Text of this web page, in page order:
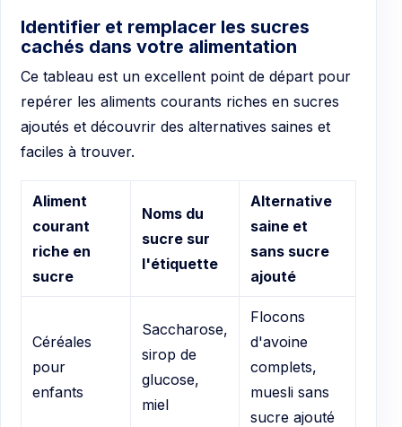
Identifier et remplacer les sucres
cachés dans votre alimentation
Ce tableau est un excellent point de départ pour
repérer les aliments courants riches en sucres
ajoutés et découvrir des alternatives saines et
faciles à trouver.
Aliment
courant
riche en
sucre
Noms du
sucre sur
l'étiquette
Alternative
saine et
sans sucre
ajouté
Céréales
pour
enfants
Saccharose,
sirop de
glucose,
miel
Flocons
d'avoine
complets,
muesli sans
sucre ajouté